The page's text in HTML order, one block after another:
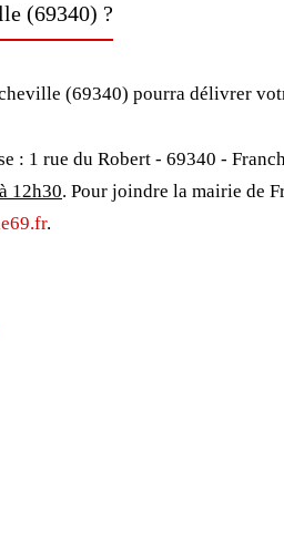
(69340) ?
(69340) pourra délivrer
: 1 rue du Robert - 69340 -
12h30. Pour joindre la mairie de
.